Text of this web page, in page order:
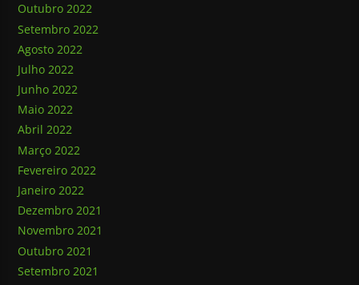
Outubro 2022
Setembro 2022
Agosto 2022
Julho 2022
Junho 2022
Maio 2022
Abril 2022
Março 2022
Fevereiro 2022
Janeiro 2022
Dezembro 2021
Novembro 2021
Outubro 2021
Setembro 2021